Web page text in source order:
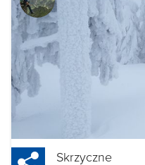
Skrzyczne